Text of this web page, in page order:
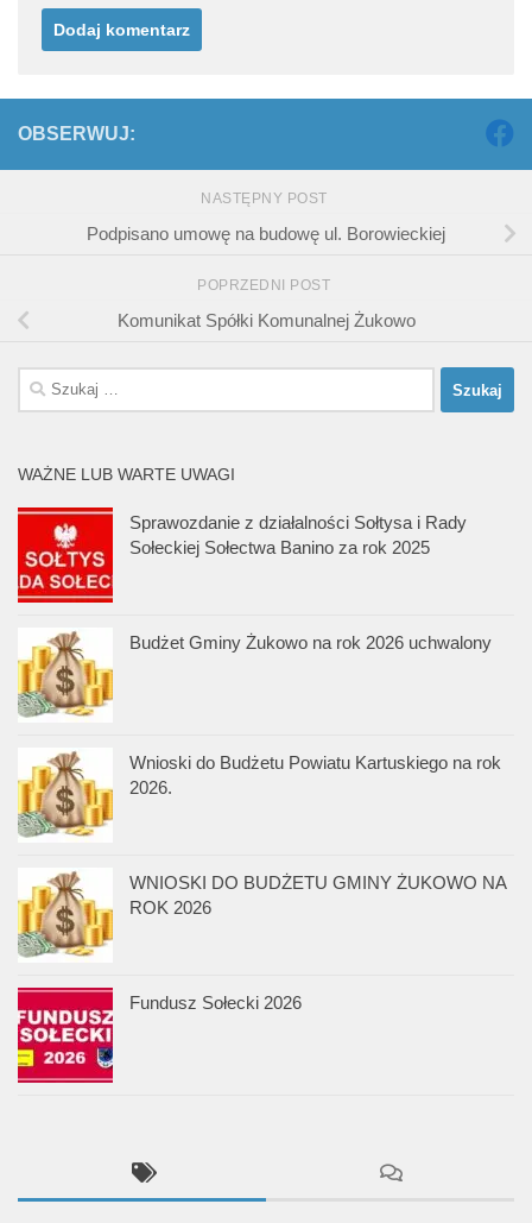
OBSERWUJ:
NASTĘPNY POST
Podpisano umowę na budowę ul. Borowieckiej
POPRZEDNI POST
Komunikat Spółki Komunalnej Żukowo
Szukaj:
WAŻNE LUB WARTE UWAGI
Sprawozdanie z działalności Sołtysa i Rady
Sołeckiej Sołectwa Banino za rok 2025
Budżet Gminy Żukowo na rok 2026 uchwalony
Wnioski do Budżetu Powiatu Kartuskiego na rok
2026.
WNIOSKI DO BUDŻETU GMINY ŻUKOWO NA
ROK 2026
Fundusz Sołecki 2026